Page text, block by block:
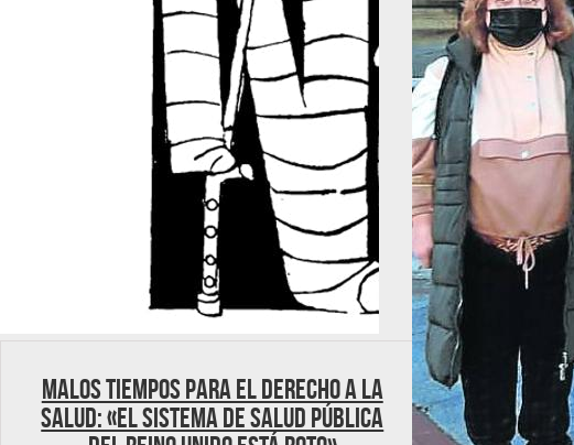
Malos tiempos para el Derecho a la
Salud: «El sistema de salud pública